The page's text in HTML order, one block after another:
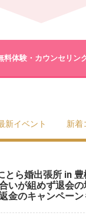
料体験・カウンセリン
新イベント 新着
とら婚出張所 in
いが組めず退会
のキャンペーン